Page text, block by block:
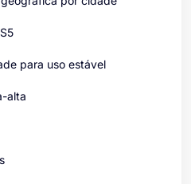
para uso estável
alta